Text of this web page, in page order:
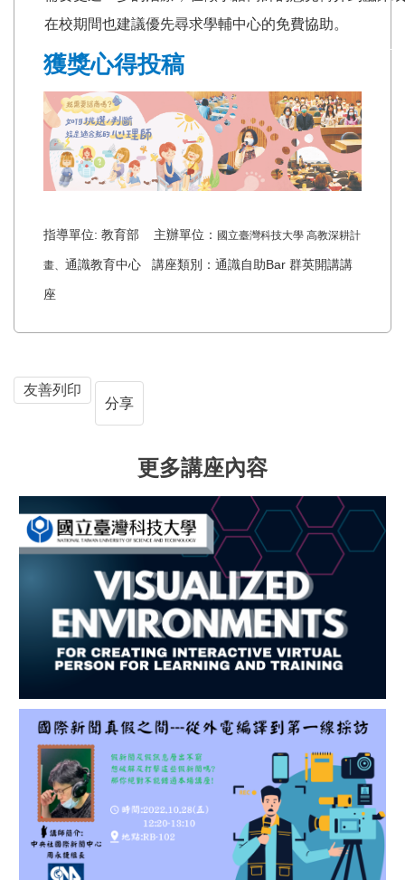
在校期間也建議優先尋求學輔中心的免費協助。
獲獎心得投稿
指導單位: 教育部 主辦單位： 國立臺灣科技大學 高教深耕計
畫、 通識教育中心 講座類別：通識自助Bar 群英開講講
座
友善列印
分享
更多講座內容